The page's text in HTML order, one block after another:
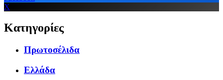
X
Κατηγορίες
Πρωτοσέλιδα
Ελλάδα